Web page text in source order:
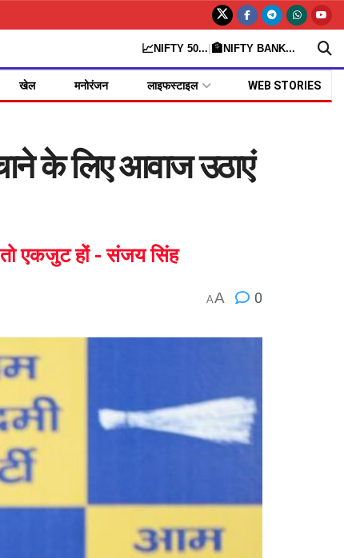
📈NIFTY 50... 🏦NIFTY BANK...
खेल मनोरंजन लाइफस्टाइल WEB STORIES
के लिए आवाज उठाएं
तो एकजुट हों - संजय सिंह
AA 0